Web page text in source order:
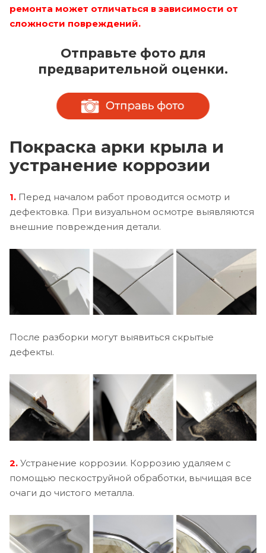
ремонта может отличаться в зависимости от
сложности повреждений.
Отправьте фото для
предварительной оценки.
Покраска арки крыла и
устранение коррозии
1. Перед началом работ проводится осмотр и
дефектовка. При визуальном осмотре выявляются
внешние повреждения детали.
После разборки могут выявиться скрытые
дефекты.
2. Устранение коррозии. Коррозию удаляем с
помощью пескоструйной обработки, вычищая все
очаги до чистого металла.